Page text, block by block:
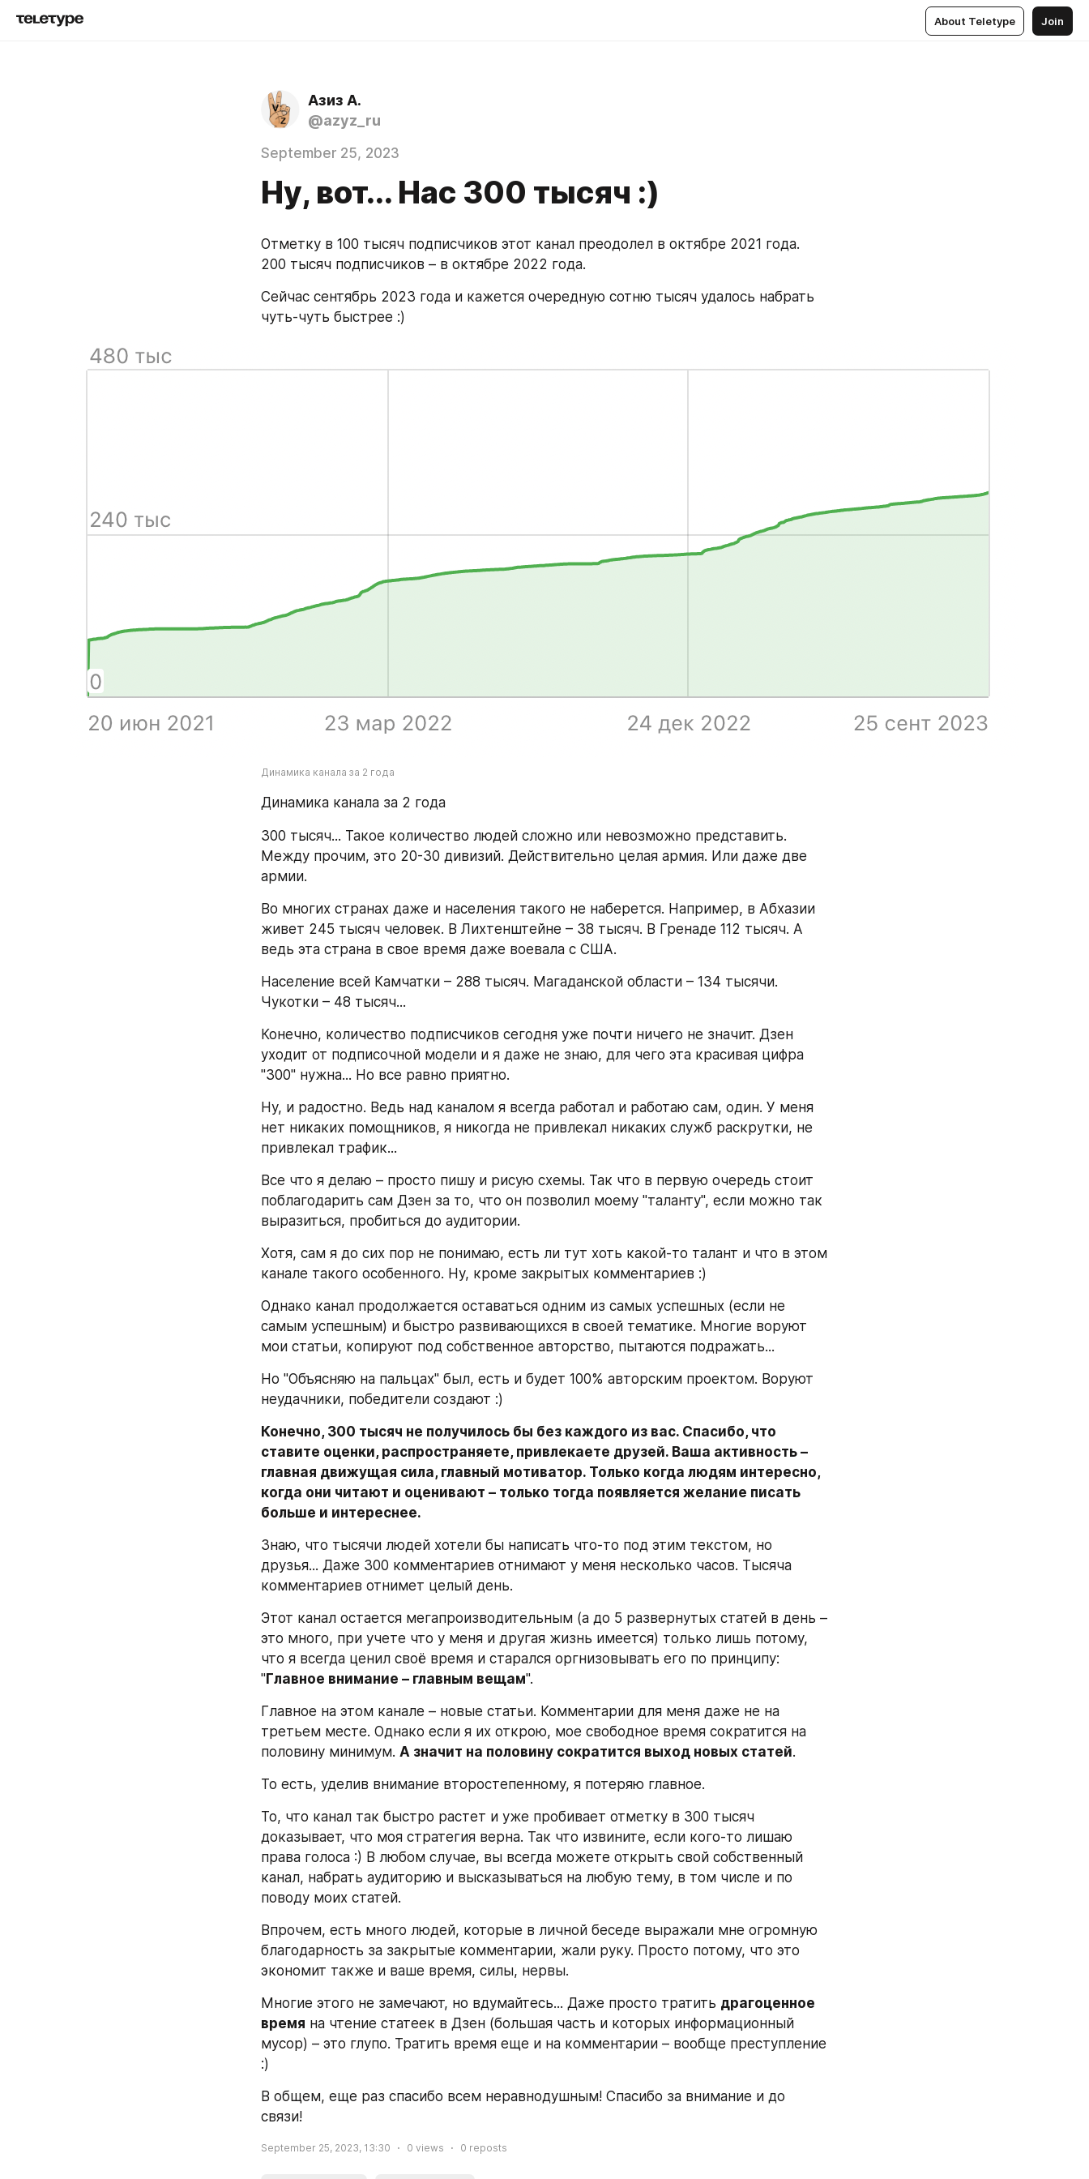
About Teletype Join
Азиз А.
@azyz_ru
September 25, 2023
Ну, вот... Нас 300 тысяч :)
Отметку в 100 тысяч подписчиков этот канал преодолел в октябре 2021 года.
200 тысяч подписчиков – в октябре 2022 года.
Сейчас сентябрь 2023 года и кажется очередную сотню тысяч удалось набрать
чуть-чуть быстрее :)
Динамика канала за 2 года
Динамика канала за 2 года
300 тысяч... Такое количество людей сложно или невозможно представить.
Между прочим, это 20-30 дивизий. Действительно целая армия. Или даже две
армии.
Во многих странах даже и населения такого не наберется. Например, в Абхазии
живет 245 тысяч человек. В Лихтенштейне – 38 тысяч. В Гренаде 112 тысяч. А
ведь эта страна в свое время даже воевала с США.
Население всей Камчатки – 288 тысяч. Магаданской области – 134 тысячи.
Чукотки – 48 тысяч...
Конечно, количество подписчиков сегодня уже почти ничего не значит. Дзен
уходит от подписочной модели и я даже не знаю, для чего эта красивая цифра
"300" нужна... Но все равно приятно.
Ну, и радостно. Ведь над каналом я всегда работал и работаю сам, один. У меня
нет никаких помощников, я никогда не привлекал никаких служб раскрутки, не
привлекал трафик...
Все что я делаю – просто пишу и рисую схемы. Так что в первую очередь стоит
поблагодарить сам Дзен за то, что он позволил моему "таланту", если можно так
выразиться, пробиться до аудитории.
Хотя, сам я до сих пор не понимаю, есть ли тут хоть какой-то талант и что в этом
канале такого особенного. Ну, кроме закрытых комментариев :)
Однако канал продолжается оставаться одним из самых успешных (если не
самым успешным) и быстро развивающихся в своей тематике. Многие воруют
мои статьи, копируют под собственное авторство, пытаются подражать...
Но "Объясняю на пальцах" был, есть и будет 100% авторским проектом. Воруют
неудачники, победители создают :)
Конечно, 300 тысяч не получилось бы без каждого из вас. Спасибо, что
ставите оценки, распространяете, привлекаете друзей. Ваша активность –
главная движущая сила, главный мотиватор. Только когда людям интересно,
когда они читают и оценивают – только тогда появляется желание писать
больше и интереснее.
Знаю, что тысячи людей хотели бы написать что-то под этим текстом, но
друзья... Даже 300 комментариев отнимают у меня несколько часов. Тысяча
комментариев отнимет целый день.
Этот канал остается мегапроизводительным (а до 5 развернутых статей в день –
это много, при учете что у меня и другая жизнь имеется) только лишь потому,
что я всегда ценил своё время и старался оргнизовывать его по принципу:
"Главное внимание – главным вещам".
Главное на этом канале – новые статьи. Комментарии для меня даже не на
третьем месте. Однако если я их открою, мое свободное время сократится на
половину минимум. А значит на половину сократится выход новых статей.
То есть, уделив внимание второстепенному, я потеряю главное.
То, что канал так быстро растет и уже пробивает отметку в 300 тысяч
доказывает, что моя стратегия верна. Так что извините, если кого-то лишаю
права голоса :) В любом случае, вы всегда можете открыть свой собственный
канал, набрать аудиторию и высказываться на любую тему, в том числе и по
поводу моих статей.
Впрочем, есть много людей, которые в личной беседе выражали мне огромную
благодарность за закрытые комментарии, жали руку. Просто потому, что это
экономит также и ваше время, силы, нервы.
Многие этого не замечают, но вдумайтесь... Даже просто тратить драгоценное
время на чтение статеек в Дзен (большая часть и которых информационный
мусор) – это глупо. Тратить время еще и на комментарии – вообще преступление
:)
В общем, еще раз спасибо всем неравнодушным! Спасибо за внимание и до
связи!
September 25, 2023, 13:30 0 views 0 reposts